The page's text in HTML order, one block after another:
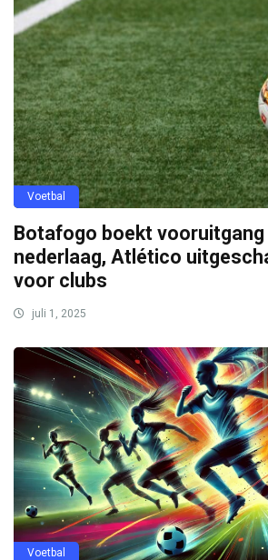
Voetbal
Botafogo boekt vooruitgang
nederlaag, Atlético
voor clubs
juli 1, 2025
Voetbal